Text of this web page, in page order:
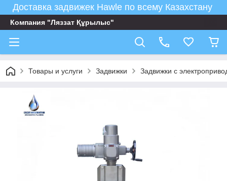
Доставка задвижек Hawle по всему Казахстану
Компания "Ляззат Құрылыс"
Товары и услуги Задвижки Задвижки с